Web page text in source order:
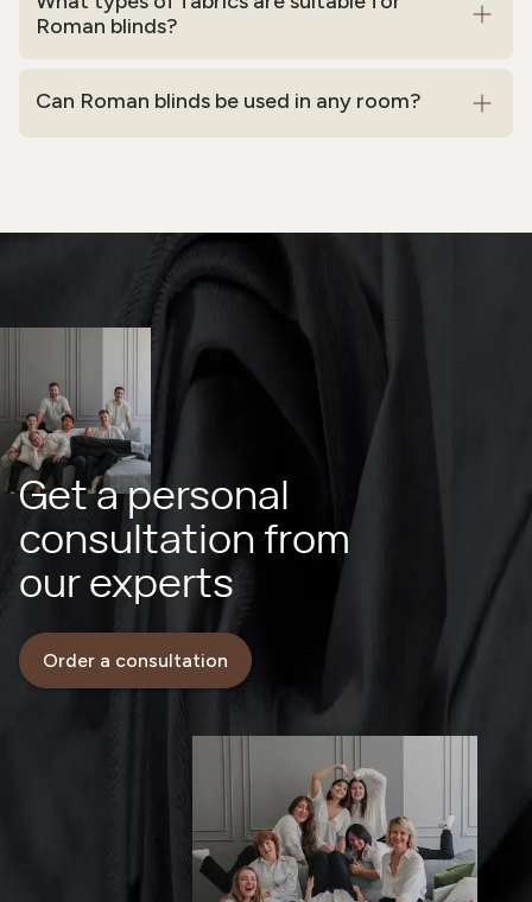
Roman blinds?
Can Roman blinds be used in any room?
Get a personal
consultation from
our experts
Order a consultation